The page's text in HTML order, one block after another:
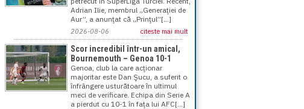
Adrian Ilie, membrul „Generaţiei de
Aur”, a anunţat că „Prinţul”[...]
2026-08-06 citeste mai mult
Scor incredibil într-un amical,
Bournemouth – Genoa 10-1
Genoa, club la care acţionar
majoritar este Dan Şucu, a suferit o
înfrângere usturătoare în ultimul
meci de verificare. Echipa din Serie A
a pierdut cu 10-1 în faţa lui AFC[...]